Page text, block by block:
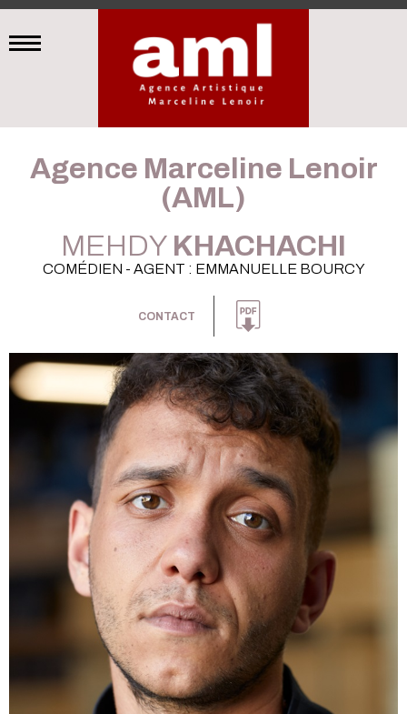
Agence Marceline Lenoir
(AML)
MEHDY KHACHACHI
COMÉDIEN - AGENT : EMMANUELLE BOURCY
CONTACT